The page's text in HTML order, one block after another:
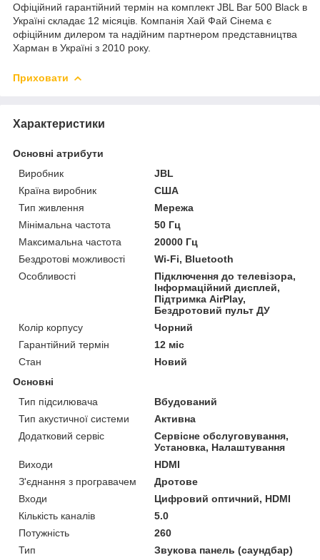
Офіційний гарантійний термін на комплект JBL Bar 500 Black в
Україні складає 12 місяців. Компанія Хай Фай Сінема є
офіційним дилером та надійним партнером представництва
Харман в Україні з 2010 року.
Приховати
Характеристики
Основні атрибути
Виробник
JBL
Країна виробник
США
Тип живлення
Мережа
Мінімальна частота
50 Гц
Максимальна частота
20000 Гц
Бездротові можливості
Wi-Fi, Bluetooth
Особливості
Підключення до телевізора,
Інформаційний дисплей,
Підтримка AirPlay,
Бездротовий пульт ДУ
Колір корпусу
Чорний
Гарантійний термін
12 міс
Стан
Новий
Основні
Тип підсилювача
Вбудований
Тип акустичної системи
Активна
Додатковий сервіс
Сервісне обслуговування,
Установка, Налаштування
Виходи
HDMI
З'єднання з програвачем
Дротове
Входи
Цифровий оптичний, HDMI
Кількість каналів
5.0
Потужність
260
Тип
Звукова панель (саундбар)